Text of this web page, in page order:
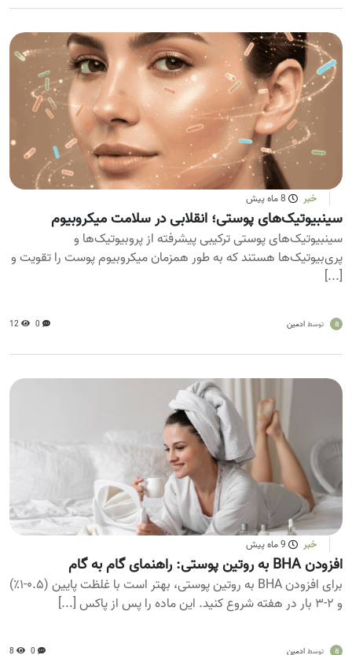
خبر 8 ماه پیش
سینبیوتیک‌های پوستی؛ انقلابی در سلامت میکروبیوم
سینبیوتیک‌های پوستی ترکیبی پیشرفته از پروبیوتیک‌ها و
پری‌بیوتیک‌ها هستند که به طور همزمان میکروبیوم پوست را تقویت و
[...]
a توسط ادمین 0
12
خبر 9 ماه پیش
افزودن BHA به روتین پوستی: راهنمای گام به گام
برای افزودن BHA به روتین پوستی، بهتر است با غلظت پایین (۰.۵-۱٪)
و ۲-۳ بار در هفته شروع کنید. این ماده را پس از پاکس [...]
a توسط ادمین 0
8